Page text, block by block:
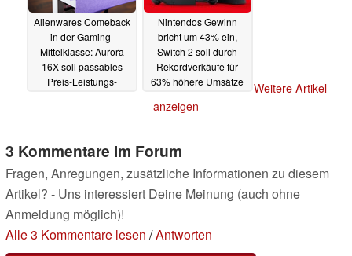
Alienwares Comeback
in der Gaming-
Mittelklasse: Aurora
16X soll passables
Preis-Leistungs-
Nintendos Gewinn
bricht um 43% ein,
Switch 2 soll durch
Rekordverkäufe für
63% höhere Umsätze
Weitere Artikel
anzeigen
3 Kommentare im Forum
Fragen, Anregungen, zusätzliche Informationen zu diesem
Artikel? - Uns interessiert Deine Meinung (auch ohne
Anmeldung möglich)!
Alle 3 Kommentare lesen /Antworten